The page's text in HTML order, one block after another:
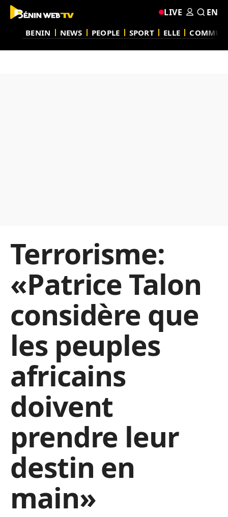
BENIN NEWS PEOPLE SPORT ELLE
LIVE EN
Terrorisme:
«Patrice Talon
considère que
les peuples
africains
doivent
prendre leur
destin en
main»